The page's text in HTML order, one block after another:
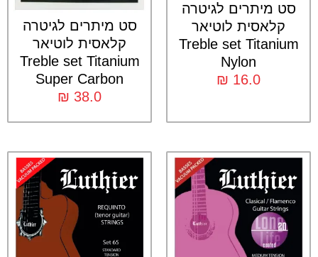
סט מיתרים לגיטרה
קלאסית לוטיאר
Treble set Titanium
Nylon
₪ 16.0
סט מיתרים לגיטרה
קלאסית לוטיאר
Treble set Titanium
Super Carbon
₪ 38.0